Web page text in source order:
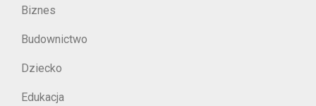
Biznes
Budownictwo
Dziecko
Edukacja